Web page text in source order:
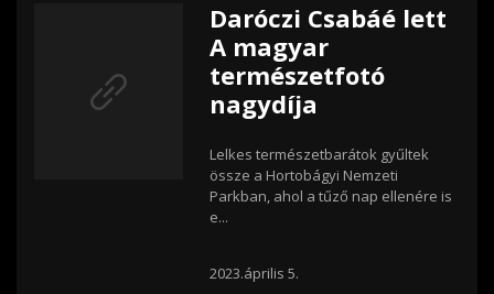
Daróczi Csabáé lett
A magyar
természetfotó
nagydíja
Lelkes természetbarátok gyűltek
össze a Hortobágyi Nemzeti
Parkban, ahol a tűző nap ellenére is
e...
2023.április 5.